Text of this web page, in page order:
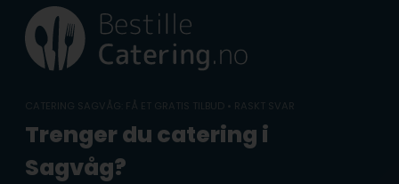
content
CATERING SAGVÅG: FÅ ET GRATIS TILBUD • RASKT SVAR
Trenger du catering i
Sagvåg?